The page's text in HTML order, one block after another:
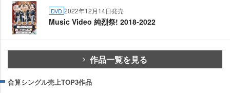
DVD 2022年12月14日発売
Music Video 純烈祭! 2018-2022
作品一覧を見る
合算シングル売上TOP3作品